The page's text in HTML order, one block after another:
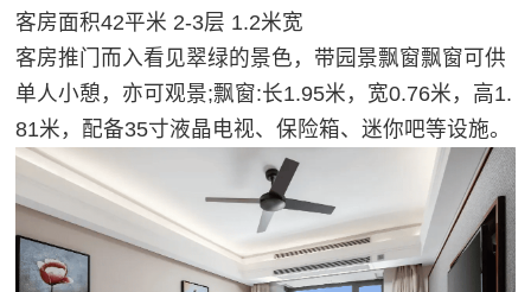
客房面积42平米 2-3层 1.2米宽
客房推门而入看见翠绿的景色，带园景飘窗飘窗可供
单人小憩，亦可观景;飘窗:长1.95米，宽0.76米，高1.
81米，配备35寸液晶电视、保险箱、迷你吧等设施。